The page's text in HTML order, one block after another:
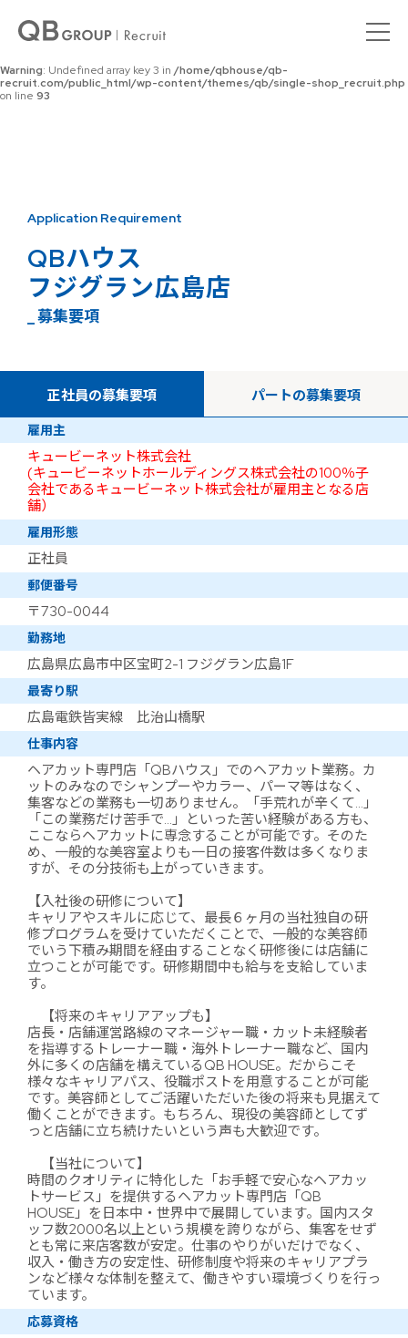
Warning : Undefined array key 0 in
recruit.com/public_html/wp-content/themes/qb/single-shop_recruit.php
on line92
Warning: Undefined array key 3 in /home/qbhouse/qb-
recruit.com/public_html/wp-content/themes/qb/single-shop_recruit.php
on line 93
Application Requirement
QBハウス
フジグラン広島店
_ 募集要項
正社員の募集要項 パートの募集要項
雇用主
キュービーネット株式会社
(キュービーネットホールディングス株式会社の100％子
会社であるキュービーネット株式会社が雇用主となる店
舗）
雇用形態
正社員
郵便番号
〒730-0044
勤務地
広島県広島市中区宝町2-1 フジグラン広島1F
最寄り駅
広島電鉄皆実線 比治山橋駅
仕事内容
ヘアカット専門店「QBハウス」でのヘアカット業務。カ
ットのみなのでシャンプーやカラー、パーマ等はなく、
集客などの業務も一切ありません。「手荒れが辛くて…」
「この業務だけ苦手で…」といった苦い経験がある方も、
ここならヘアカットに専念することが可能です。そのた
め、一般的な美容室よりも一日の接客件数は多くなりま
すが、その分技術も上がっていきます。
【入社後の研修について】
キャリアやスキルに応じて、最長６ヶ月の当社独自の研
修プログラムを受けていただくことで、一般的な美容師
でいう下積み期間を経由することなく研修後には店舗に
立つことが可能です。研修期間中も給与を支給していま
す。
【将来のキャリアアップも】
店長・店舗運営路線のマネージャー職・カット未経験者
を指導するトレーナー職・海外トレーナー職など、国内
外に多くの店舗を構えているQB HOUSE。だからこそ
様々なキャリアパス、役職ポストを用意することが可能
です。美容師としてご活躍いただいた後の将来も見据えて
働くことができます。もちろん、現役の美容師としてず
っと店舗に立ち続けたいという声も大歓迎です。
【当社について】
時間のクオリティに特化した「お手軽で安心なヘアカッ
トサービス」を提供するヘアカット専門店「QB
HOUSE」を日本中・世界中で展開しています。国内スタ
ッフ数2000名以上という規模を誇りながら、集客をせず
とも常に来店客数が安定。仕事のやりがいだけでなく、
収入・働き方の安定性、研修制度や将来のキャリアプラ
ンなど様々な体制を整えて、働きやすい環境づくりを行っ
ています。
応募資格